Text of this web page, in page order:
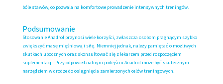
bóle stawów, co pozwala na komfortowe prowadzenie intensywnych treningów.
Podsumowanie
Stosowanie Anadrol przynosi wiele korzyści, zwłaszcza osobom pragnącym szybko
zwiększyć masę mięśniową i siłę. Niemniej jednak, należy pamiętać o możliwych
skutkach ubocznych oraz skonsultować się z lekarzem przed rozpoczęciem
suplementacji. Przy odpowiedzialnym podejściu Anadrol może być skutecznym
narzędziem w drodze do osiągnięcia zamierzonych celów treningowych.